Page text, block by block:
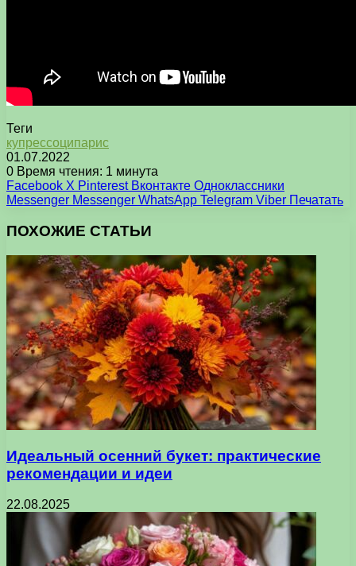
Теги
купрессоципарис
01.07.2022
0 Время чтения: 1 минута
Facebook X Pinterest Вконтакте Одноклассники
Messenger Messenger WhatsApp Telegram Viber Печатать
ПОХОЖИЕ СТАТЬИ
Идеальный осенний букет: практические
рекомендации и идеи
22.08.2025